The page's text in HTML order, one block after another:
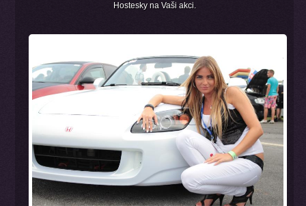
Hostesky na Vaši akci.